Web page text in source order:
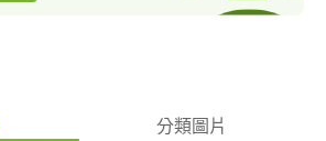
分類圖片